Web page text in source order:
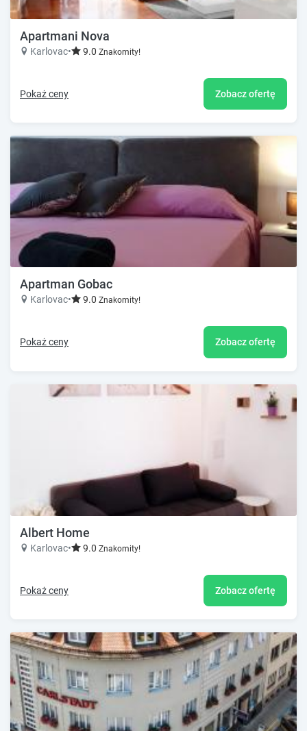
Apartmani Nova
Karlovac• 9.0 Znakomity!
Pokaż ceny Zobacz ofertę
Apartman Gobac
Karlovac• 9.0 Znakomity!
Pokaż ceny Zobacz ofertę
Albert Home
Karlovac• 9.0 Znakomity!
Pokaż ceny Zobacz ofertę